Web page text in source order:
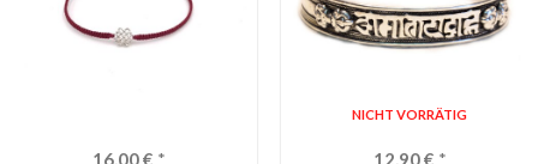
16,00€ *
NICHT VORRÄTIG
12,90€ *